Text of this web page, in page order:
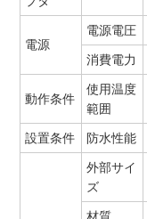
電源
電源電圧
消費電力
動作条件
使用温度
範囲
設置条件 防水性能
外部サイ
ズ